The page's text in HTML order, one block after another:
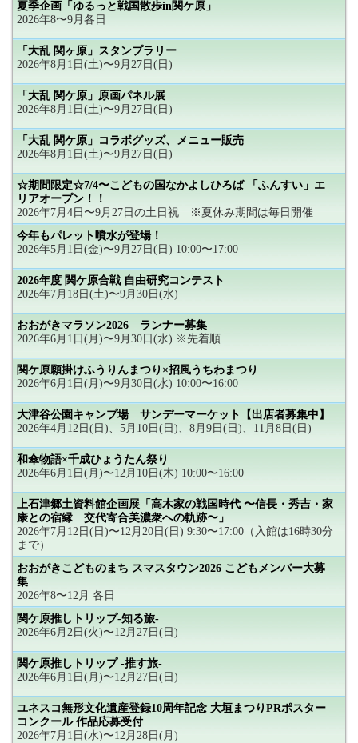
夏季企画「ゆるっと戦国散歩in関ケ原」
2026年8〜9月各日
「大乱 関ヶ原」スタンプラリー
2026年8月1日(土)〜9月27日(日)
「大乱 関ケ原」原画パネル展
2026年8月1日(土)〜9月27日(日)
「大乱 関ケ原」コラボグッズ、メニュー販売
2026年8月1日(土)〜9月27日(日)
☆期間限定☆7/4〜こどもの国なかよしひろば 「ふんすい」エ
リアオープン！！
2026年7月4日〜9月27日の土日祝 ※夏休み期間は毎日開催
今年もパレット噴水が登場！
2026年5月1日(金)〜9月27日(日) 10:00〜17:00
2026年度 関ケ原合戦 自由研究コンテスト
2026年7月18日(土)〜9月30日(水)
おおがきマラソン2026 ランナー募集
2026年6月1日(月)〜9月30日(水) ※先着順
関ケ原願掛けふうりんまつり×招風うちわまつり
2026年6月1日(月)〜9月30日(水) 10:00〜16:00
大津谷公園キャンプ場 サンデーマーケット【出店者募集中】
2026年4月12日(日)、5月10日(日)、8月9日(日)、11月8日(日)
和傘物語×千成ひょうたん祭り
2026年6月1日(月)〜12月10日(木) 10:00〜16:00
上石津郷土資料館企画展「高木家の戦国時代 〜信長・秀吉・家
康との宿縁 交代寄合美濃衆への軌跡〜」
2026年7月12日(日)〜12月20日(日) 9:30〜17:00（入館は16時30分
まで）
おおがきこどものまち スマスタウン2026 こどもメンバー大募
集
2026年8〜12月 各日
関ケ原推しトリップ-知る旅-
2026年6月2日(火)〜12月27日(日)
関ケ原推しトリップ -推す旅-
2026年6月1日(月)〜12月27日(日)
ユネスコ無形文化遺産登録10周年記念 大垣まつりPRポスター
コンクール 作品応募受付
2026年7月1日(水)〜12月28日(月)